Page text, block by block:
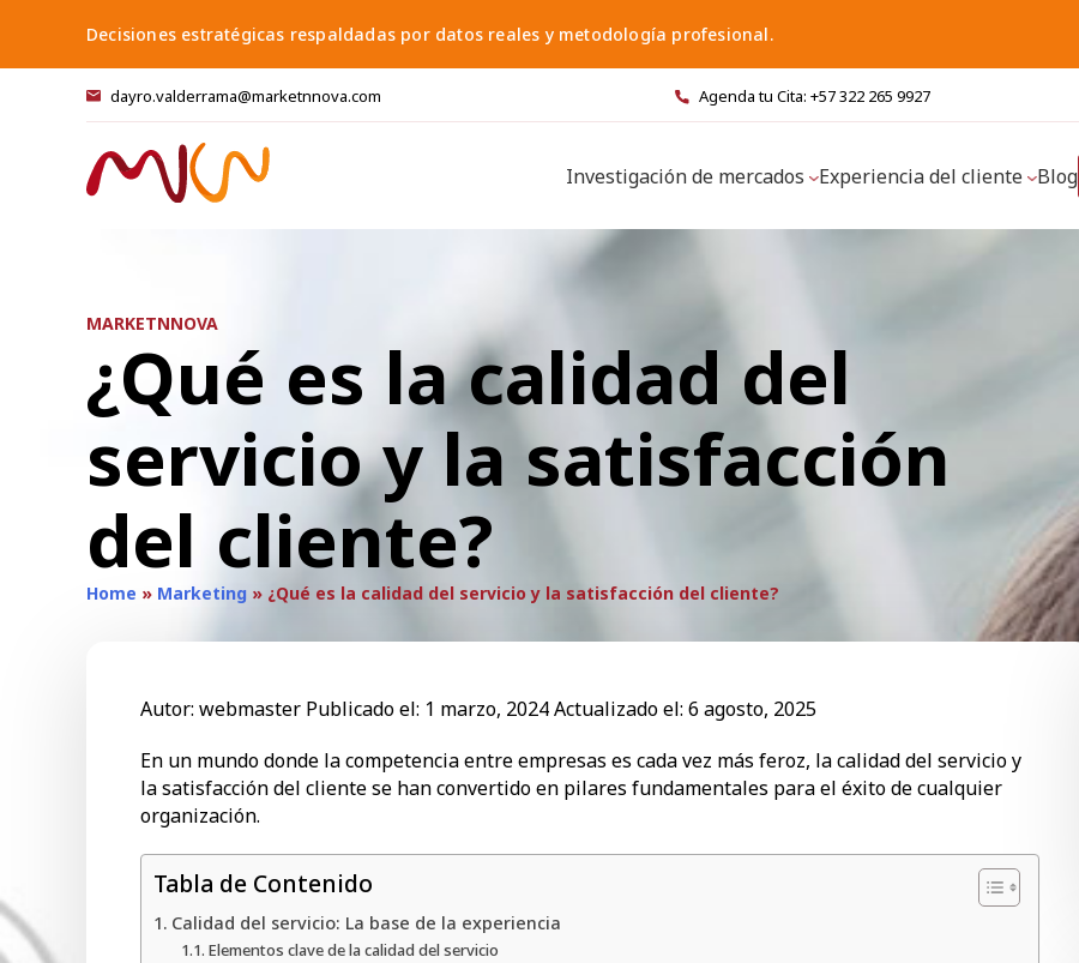
content
Decisiones estratégicas respaldadas por datos reales y metodología profesional.
dayro.valderrama@marketnnova.com Agenda tu Cita: +57 322 265 9927
Investigación de mercados Experiencia del cliente Blog
MARKETNNOVA
¿Qué es la calidad del
servicio y la satisfacción
del cliente?
Home » Marketing » ¿Qué es la calidad del servicio y la satisfacción del cliente?
Autor: webmaster Publicado el: 1 marzo, 2024Actualizado el: 6 agosto, 2025
En un mundo donde la competencia entre empresas es cada vez más feroz, la calidad del servicio y
la satisfacción del cliente se han convertido en pilares fundamentales para el éxito de cualquier
organización.
Tabla de Contenido
Calidad del servicio: La base de la experiencia
Elementos clave de la calidad del servicio